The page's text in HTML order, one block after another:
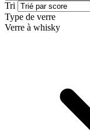
Tri
Type de verre
Verre à whisky